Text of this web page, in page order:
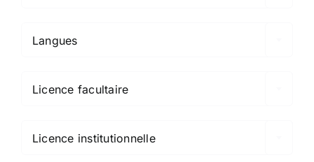
Langues
Licence facultaire
Licence institutionnelle